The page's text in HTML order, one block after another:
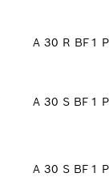
A 30 R BF1
A 30 S BF 1
A 30 S BF 1